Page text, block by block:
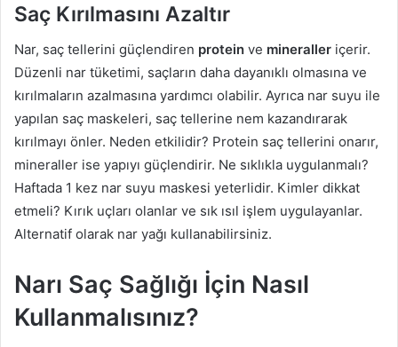
Saç Kırılmasını Azaltır
Nar, saç tellerini güçlendiren protein ve mineraller içerir.
Düzenli nar tüketimi, saçların daha dayanıklı olmasına ve
kırılmaların azalmasına yardımcı olabilir. Ayrıca nar suyu ile
yapılan saç maskeleri, saç tellerine nem kazandırarak
kırılmayı önler. Neden etkilidir? Protein saç tellerini onarır,
mineraller ise yapıyı güçlendirir. Ne sıklıkla uygulanmalı?
Haftada 1 kez nar suyu maskesi yeterlidir. Kimler dikkat
etmeli? Kırık uçları olanlar ve sık ısıl işlem uygulayanlar.
Alternatif olarak nar yağı kullanabilirsiniz.
Narı Saç Sağlığı İçin Nasıl
Kullanmalısınız?